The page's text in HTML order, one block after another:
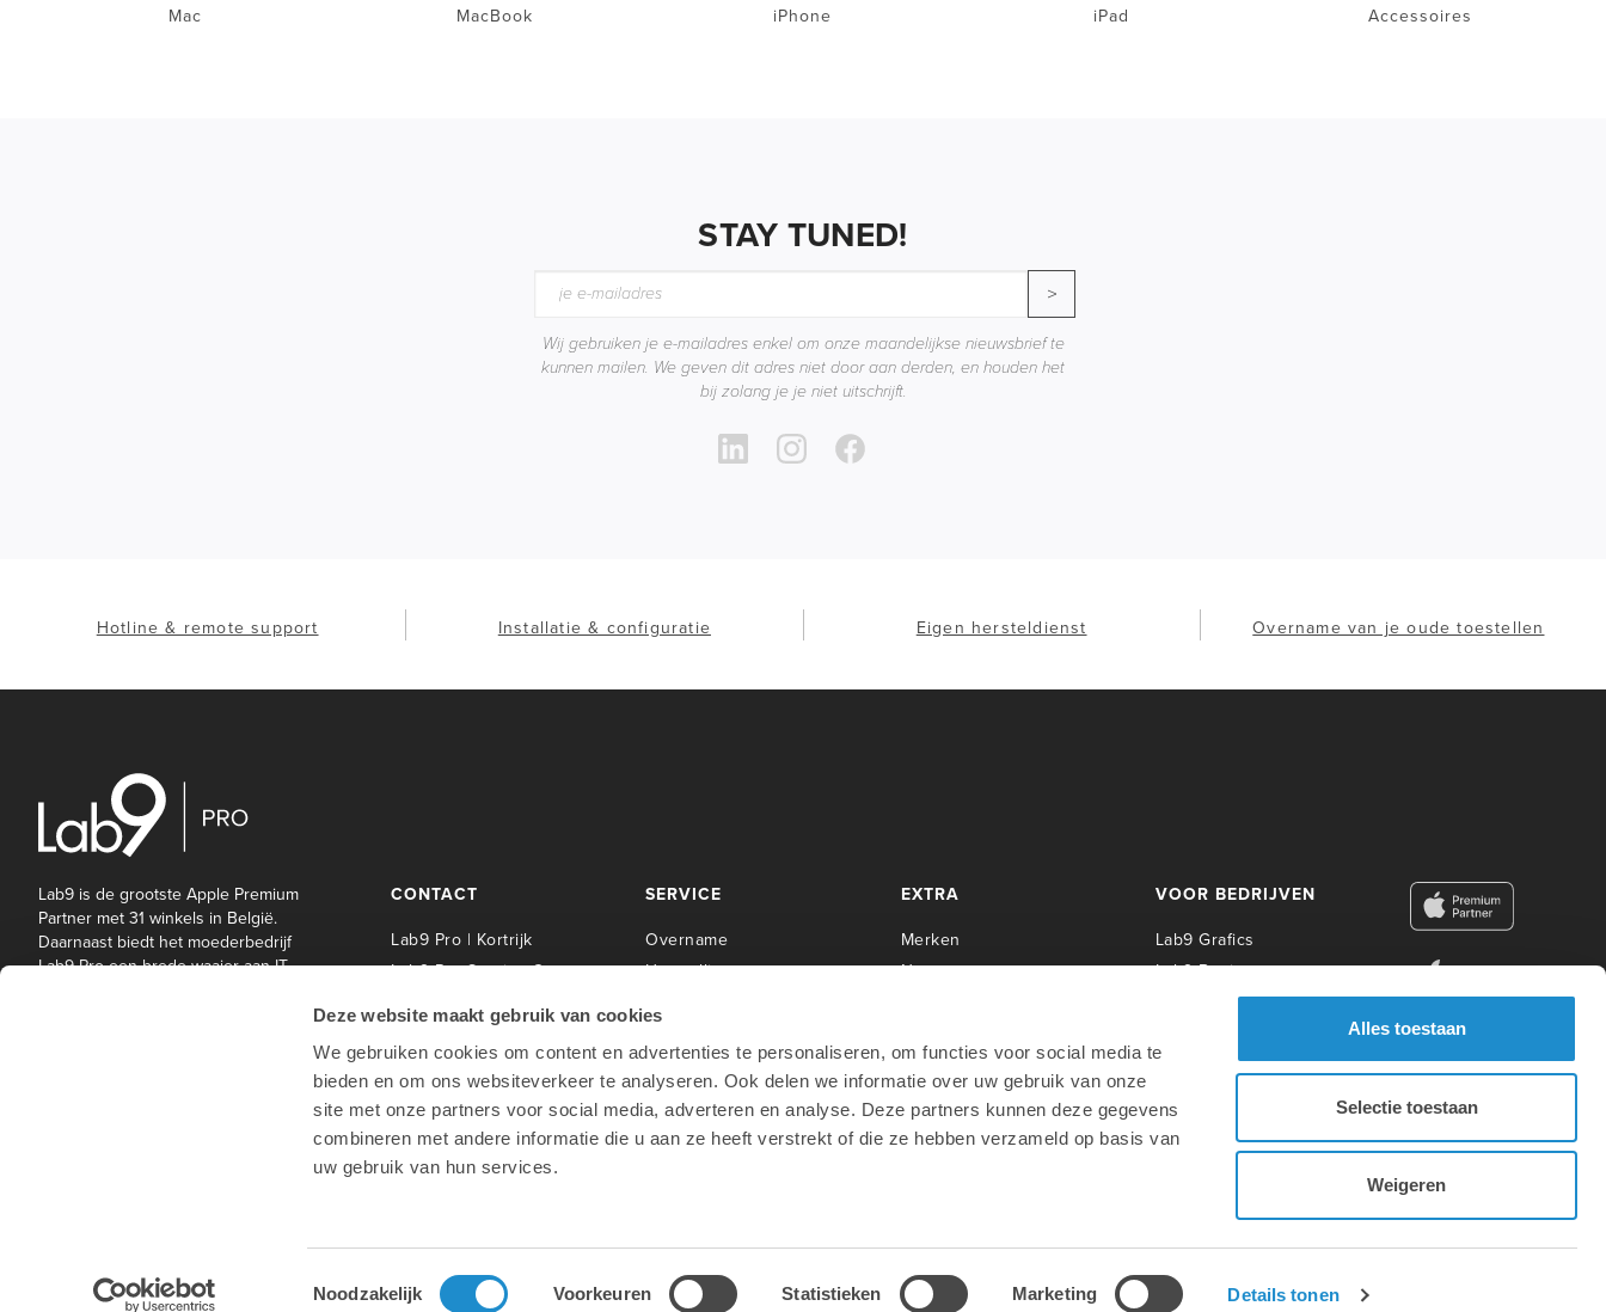
Deze website maakt gebruik van cookies
We gebruiken cookies om content en advertenties te personaliseren, om functies voor social media te
bieden en om ons websiteverkeer te analyseren. Ook delen we informatie over uw gebruik van onze
site met onze partners voor social media, adverteren en analyse. Deze partners kunnen deze gegevens
combineren met andere informatie die u aan ze heeft verstrekt of die ze hebben verzameld op basis van
uw gebruik van hun services.
Toestemmingsselectie
Noodzakelijk Voorkeuren Statistieken Marketing Details tonen
Alles toestaan
Selectie toestaan
Weigeren
Mac MacBook iPhone iPad Accessoires
STAY TUNED!
>
Wij gebruiken je e-mailadres enkel om onze maandelijkse nieuwsbrief te
kunnen mailen. We geven dit adres niet door aan derden, en houden het
bij zolang je je niet uitschrijft.
Hotline & remote support Installatie & configuratie Eigen hersteldienst Overname van je oude toestellen
Lab9 is de grootste Apple Premium
Partner met 31 winkels in België.
Daarnaast biedt het moederbedrijf
Lab9 Pro een brede waaier aan IT-
CONTACT
Lab9 Pro | Kortrijk
Lab9 Pro Service Center
Lab9 Pro | Hasselt
Lab9 Pro | Antwerpen
Lab9 Pro | Waterloo
Lab9 winkels
SERVICE
Overname
Herstellingen
Opleidingen
Apple Financial Services
Teamviewer
EXTRA
Merken
Newsroom
Werken bij Lab9
VOOR BEDRIJVEN
Lab9 Grafics
Lab9 Business
Lab9 Construct
Lab9 Academy
VOOR ONDERWIJS
Copyright © 2026 Lab9 Pro |